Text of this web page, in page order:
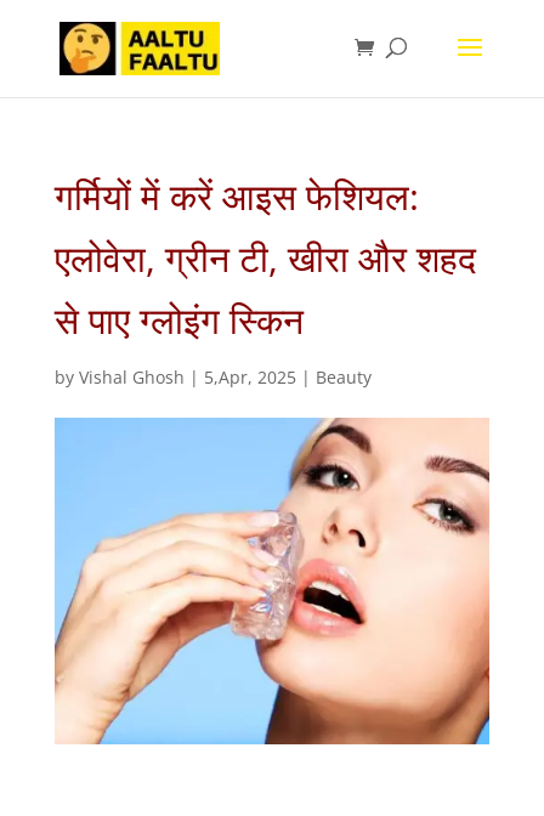
गर्मियों में करें आइस फेशियल:
एलोवेरा, ग्रीन टी, खीरा और शहद
से पाए ग्लोइंग स्किन
by Vishal Ghosh | 5,Apr, 2025| Beauty